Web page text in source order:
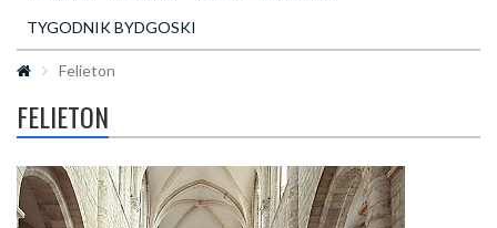
TYGODNIK BYDGOSKI
Felieton
FELIETON